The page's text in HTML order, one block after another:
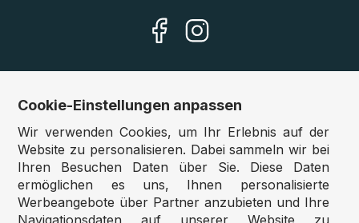
Unsere Shops
Deutschland:www.puzzle.de
Österreich:
www.puzzle.at
Belgien:www.puzzle.be
Großbritannien:www.jigsawpuzzle.co.uk
Cookie-Einstellungen anpassen
Wir verwenden Cookies, um Ihr Erlebnis auf der
Website zu personalisieren. Dabei sammeln wir bei
Ihren Besuchen Daten über Sie. Diese Daten
ermöglichen es uns, Ihnen personalisierte
Werbeangebote über Partner anzubieten und Ihre
Navigationsdaten auf unserer Website zu